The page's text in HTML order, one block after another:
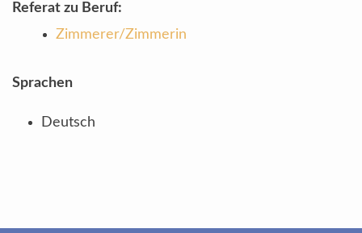
Referat zu Beruf:
Zimmerer/Zimmerin
Sprachen
Deutsch